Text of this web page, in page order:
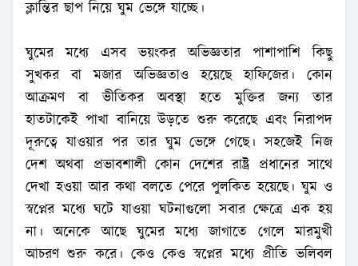
ক্লান্তির ছাপ নিয়ে ঘুম ভেঙ্গে যাচ্ছে।
ঘুমের মধ্যে এসব ভয়ংকর অভিজ্ঞতার পাশাপাশি কিছু
সুখকর বা মজার অভিজ্ঞতাও হয়েছে হাফিজের। কোন
আক্রমণ বা ভীতিকর অবস্থা হতে মুক্তির জন্য তার
হাতটাকেই পাখা বানিয়ে উড়তে শুরু করেছে এবং নিরাপদ
দূরুত্বে যাওয়ার পর তার ঘুম ভেঙ্গে গেছে। সহজেই নিজ
দেশ অথবা প্রভাবশালী কোন দেশের রাষ্ট্র প্রধানের সাথে
দেখা হওয়া আর কথা বলতে পেরে পুলকিত হয়েছে। ঘুম ও
স্বপ্নের মধ্যে ঘটে যাওয়া ঘটনাগুলো সবার ক্ষেত্রে এক হয়
না। অনেকে আছে ঘুমের মধ্যে জাগাতে গেলে মারমুখী
আচরণ শুরু করে। কেও কেও স্বপ্নের মধ্যে প্রীতি ভলিবল